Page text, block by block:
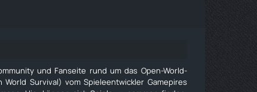
und Fanseite rund um das Open-World-
World Survival) vom Spieleentwickler Gamepires